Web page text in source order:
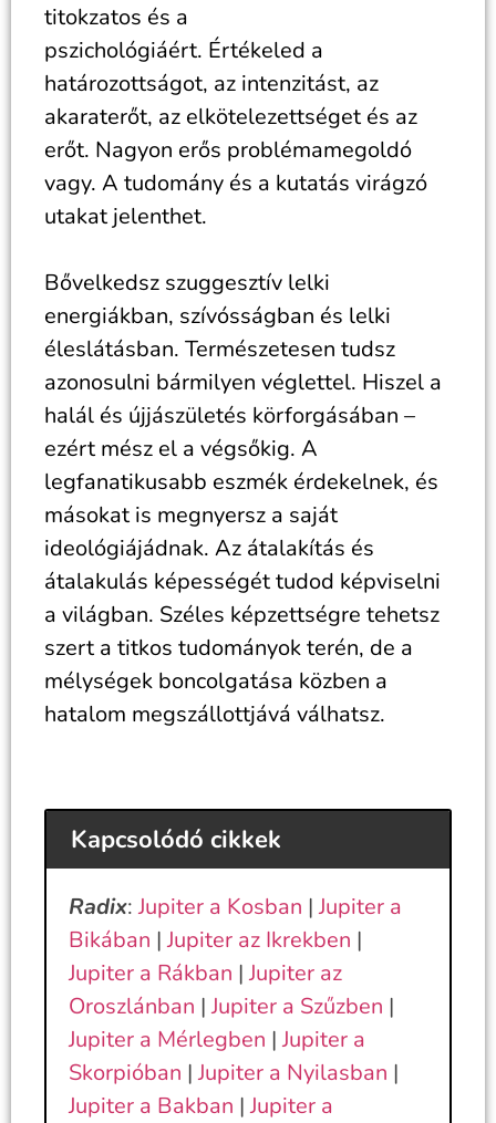
titokzatos és a
pszichológiáért. Értékeled a
határozottságot, az intenzitást, az
akaraterőt, az elkötelezettséget és az
erőt. Nagyon erős problémamegoldó
vagy. A tudomány és a kutatás virágzó
utakat jelenthet.
Bővelkedsz szuggesztív lelki
energiákban, szívósságban és lelki
éleslátásban. Természetesen tudsz
azonosulni bármilyen véglettel. Hiszel a
halál és újjászületés körforgásában –
ezért mész el a végsőkig. A
legfanatikusabb eszmék érdekelnek, és
másokat is megnyersz a saját
ideológiájádnak. Az átalakítás és
átalakulás képességét tudod képviselni
a világban. Széles képzettségre tehetsz
szert a titkos tudományok terén, de a
mélységek boncolgatása közben a
hatalom megszállottjává válhatsz.
Kapcsolódó cikkek
Radix:Jupiter a Kosban |Jupiter a
Bikában |Jupiter az Ikrekben |
Jupiter a Rákban |Jupiter az
Oroszlánban |Jupiter a Szűzben |
Jupiter a Mérlegben |Jupiter a
Skorpióban |Jupiter a Nyilasban |
Jupiter a Bakban |Jupiter a